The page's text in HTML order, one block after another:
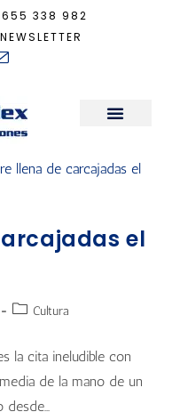
655 338 982
el
Cultura
la cita ineludible con
de la mano de un
desde…